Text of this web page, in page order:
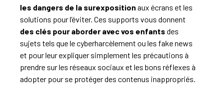
les dangers de la surexpositionaux écrans et les
solutions pour l’éviter. Ces supports vous donnent
des clés pour aborder avec vos enfants des
sujets tels que le cyberharcèlement ou les fake news
et pour leur expliquer simplement les précautions à
prendre sur les réseaux sociaux et les bons réflexes à
adopter pour se protéger des contenus inappropriés.